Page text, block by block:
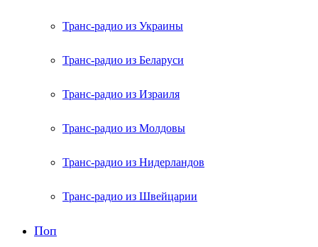
Транс-радио из Украины
Транс-радио из Беларуси
Транс-радио из Израиля
Транс-радио из Молдовы
Транс-радио из Нидерландов
Транс-радио из Швейцарии
Поп